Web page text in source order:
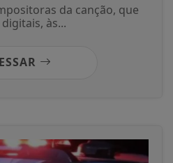
da canção, que
às...